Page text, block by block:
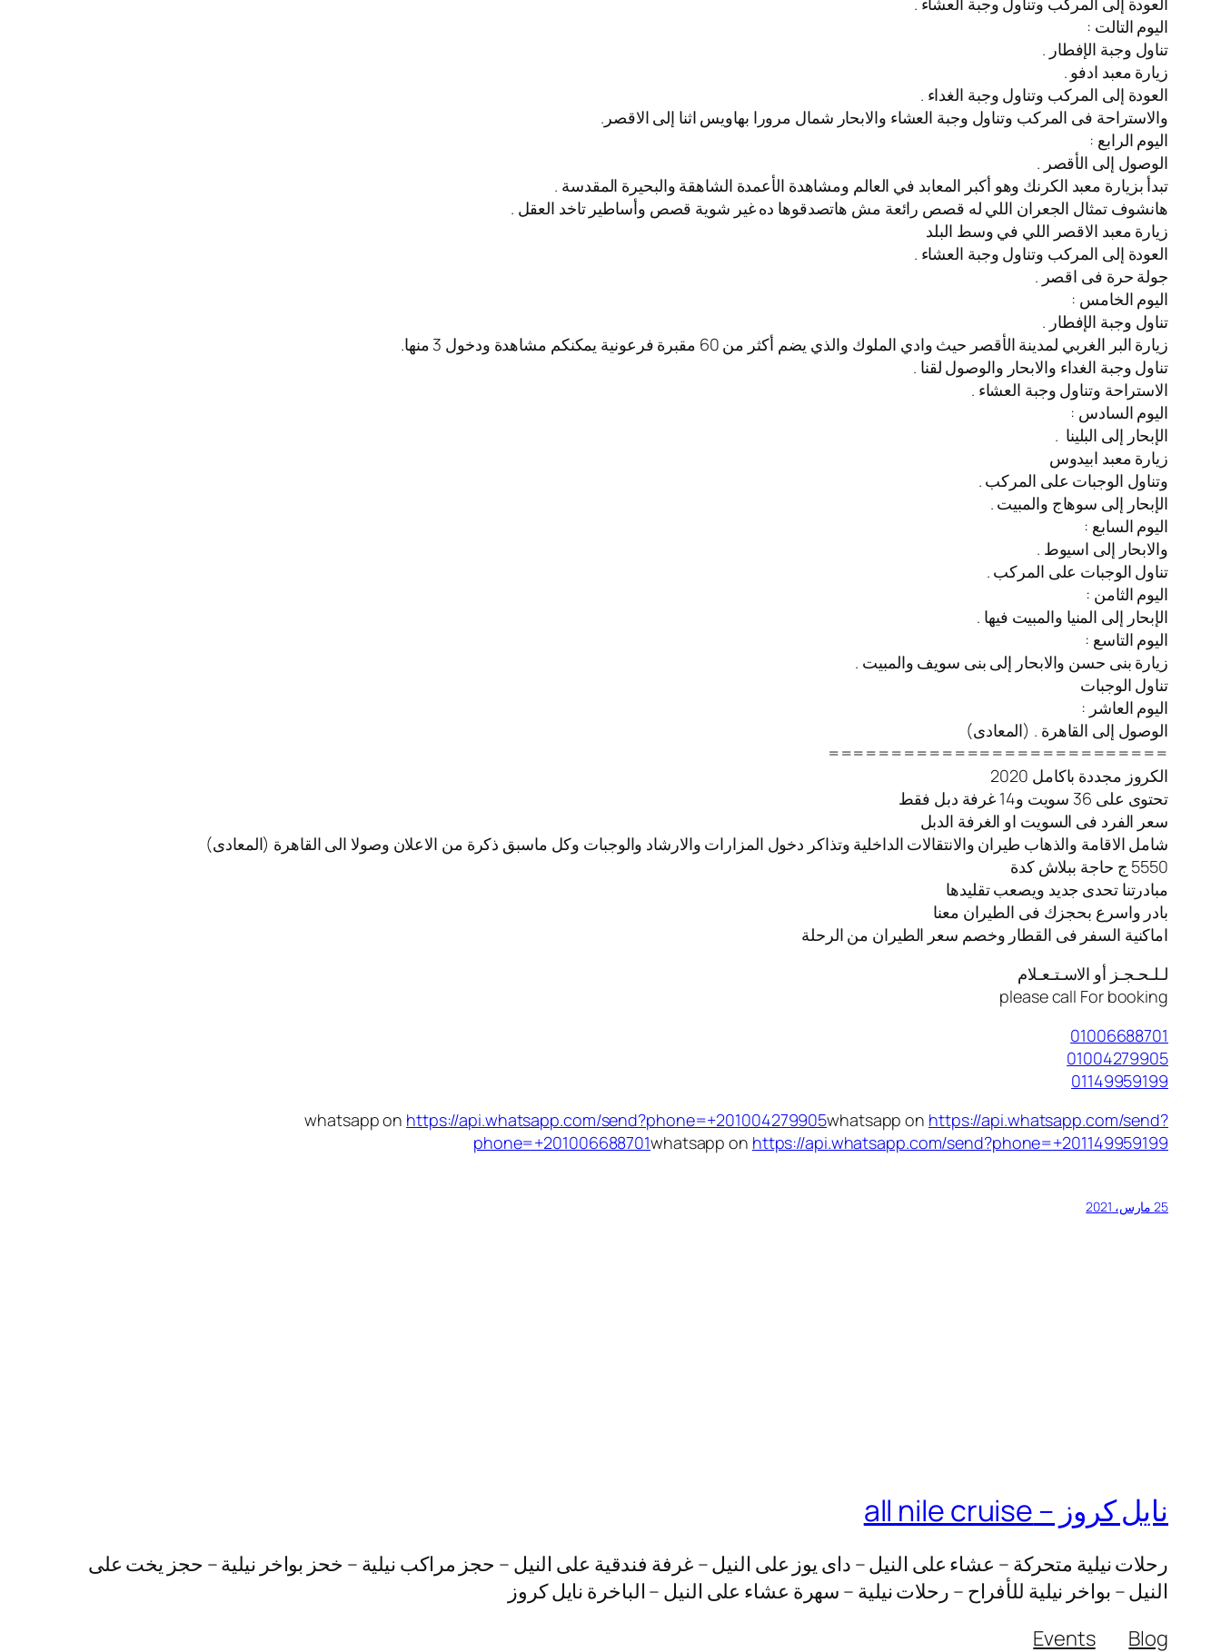
اليوم التالت :
تناول وجبة الإفطار .
زيارة معبد ادفو .
العودة إلى المركب وتناول وجبة الغداء .
والاستراحة فى المركب وتناول وجبة العشاء والابحار شمال مرورا بهاويس اثنا إلى الاقصر.
اليوم الرابع :
الوصول إلى الأقصر .
تبدأ بزيارة معبد الكرنك وهو أكبر المعابد في العالم ومشاهدة الأعمدة الشاهقة والبحيرة المقدسة .
هانشوف تمثال الجعران اللي له قصص رائعة مش هاتصدقوها ده غير شوية قصص وأساطير تاخد العقل .
زيارة معبد الاقصر اللي في وسط البلد
العودة إلى المركب وتناول وجبة العشاء .
جولة حرة فى اقصر .
اليوم الخامس :
تناول وجبة الإفطار .
زيارة البر الغربي لمدينة الأقصر حيث وادي الملوك والذي يضم أكثر من 60 مقبرة فرعونية يمكنكم مشاهدة ودخول 3 منها.
تناول وجبة الغداء والابحار والوصول لقنا .
الاستراحة وتناول وجبة العشاء .
اليوم السادس :
الإبحار إلى البلينا .
زيارة معبد ابيدوس
وتناول الوجبات على المركب .
الإبحار إلى سوهاج والمبيت .
اليوم السابع :
والابحار إلى اسيوط .
تناول الوجبات على المركب .
اليوم الثامن :
الإبحار إلى المنيا والمبيت فيها .
اليوم التاسع :
زيارة بنى حسن والابحار إلى بنى سويف والمبيت .
تناول الوجبات
اليوم العاشر :
الوصول إلى القاهرة . (المعادى)
===========================
الكروز مجددة باكامل 2020
تحتوى على 36 سويت و14 غرفة دبل فقط
سعر الفرد فى السويت او الغرفة الدبل
شامل الاقامة والذهاب طيران والانتقالات الداخلية وتذاكر دخول المزارات والارشاد والوجبات وكل ماسبق ذكرة من الاعلان وصولا الى القاهرة (المعادى)
5550 ج حاجة ببلاش كدة
مبادرتنا تحدى جديد ويصعب تقليدها
بادر واسرع بحجزك فى الطيران معنا
️اماكنية السفر فى القطار وخصم سعر الطيران من الرحلة
لـلـحـجـز أو الاسـتـعـلام
please call For booking
01006688701
01004279905
01149959199
whatsapp on https://api.whatsapp.com/send?phone=+201004279905whatsapp on https://api.whatsapp.com/send?
phone=+201006688701whatsapp on https://api.whatsapp.com/send?phone=+201149959199
25 مارس، 2021
نايل كروز – all nile cruise
رحلات نيلية متحركة – عشاء على النيل – داى يوز على النيل – غرفة فندقية على النيل – حجز مراكب نيلية – خحز بواخر نيلية – حجز يخت على
النيل – بواخر نيلية للأفراح – رحلات نيلية – سهرة عشاء على النيل – الباخرة نايل كروز
Blog
Events